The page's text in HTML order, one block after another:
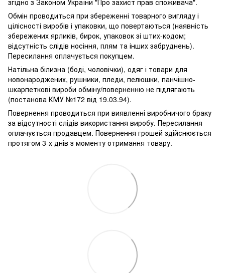
згідно з Законом України "Про захист прав споживача".
Обмін проводиться при збереженні товарного вигляду і
цілісності виробів і упаковки, що повертаються (наявність
збережених ярликів, бирок, упаковок зі штих-кодом;
відсутність слідів носіння, плям та інших забруднень).
Пересилання оплачується покупцем.
Натільна білизна (боді, чоловічки), одяг і товари для
новонароджених, рушники, пледи, пелюшки, панчішно-
шкарпеткові вироби обміну/поверненню не підлягають
(постанова КМУ №172 від 19.03.94).
Повернення проводиться при виявленні виробничого браку
за відсутності слідів використання виробу. Пересилання
оплачується продавцем. Повернення грошей здійснюється
протягом 3-х днів з моменту отримання товару.